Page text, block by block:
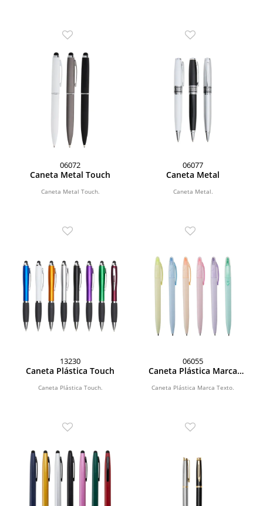
06072
Caneta Metal Touch
Caneta Metal Touch.
06077
Caneta Metal
Caneta Metal.
13230
Caneta Plástica Touch
Caneta Plástica Touch.
06055
Caneta Plástica Marca
Caneta Plástica Marca Texto.